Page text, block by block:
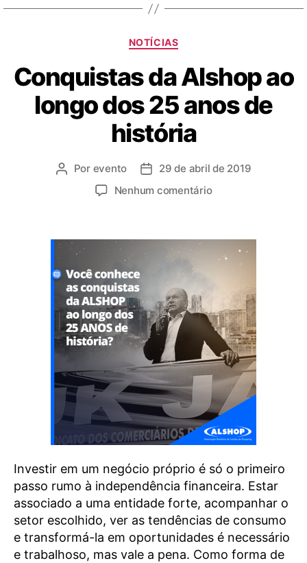
NOTÍCIAS
Conquistas da Alshop ao
longo dos 25 anos de
história
Por evento
29 de abril de 2019
Nenhum comentário
Investir em um negócio próprio é só o primeiro
passo rumo à independência financeira. Estar
associado a uma entidade forte, acompanhar o
setor escolhido, ver as tendências de consumo
e transformá-la em oportunidades é necessário
e trabalhoso, mas vale a pena. Como forma de